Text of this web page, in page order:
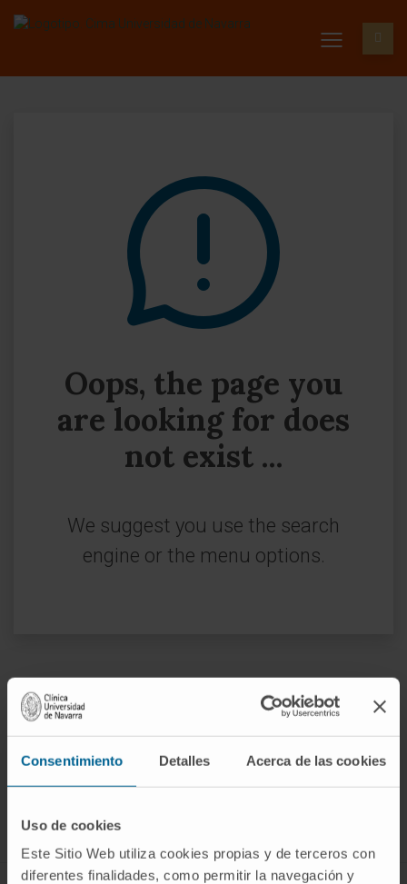
Consentimiento Detalles Acerca de las cookies
Uso de cookies
Este Sitio Web utiliza cookies propias y de terceros con
diferentes finalidades, como permitir la navegación y
Oops, the page you
are looking for does
not exist ...
We suggest you use the search
engine or the menu options.